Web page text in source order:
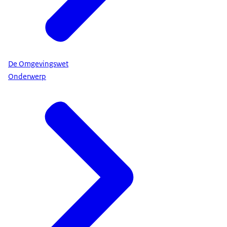
aanvragen.
De Omgevingswet stimuleert dat u
actiever en eerder wordt benaderd...
nieuwe plannen in uw buurt.
plannen van de overheid,
van een ondernemer, van uw buren
of van uzelf.
Het is belangrijk om
vroeg met elkaar in gesprek te gaan.
elkaars wensen en behoeften kennen.
Daarbij kunt u zelf uw omgeving
De Omgevingswet
Onderwerp